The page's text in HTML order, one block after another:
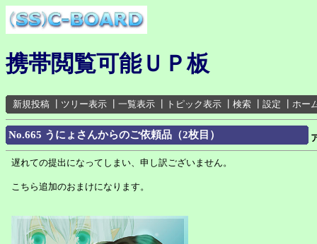
携帯閲覧可能ＵＰ板
新規投稿 ツリー表示 一覧表示 トピック表示 検索 設定 ホー
No.665 うにょさんからのご依頼品（2枚目）
遅れての提出になってしまい、申し訳ございません。
こちら追加のおまけになります。